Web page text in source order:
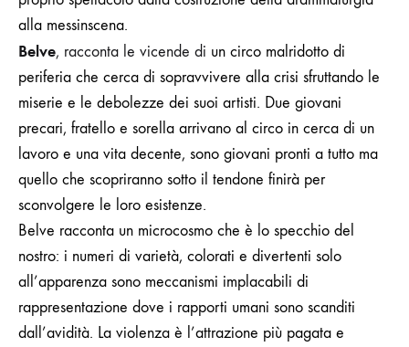
alla messinscena.
Belve, racconta le vicende di un circo malridotto di
periferia che cerca di sopravvivere alla crisi sfruttando le
miserie e le debolezze dei suoi artisti. Due giovani
precari, fratello e sorella arrivano al circo in cerca di un
lavoro e una vita decente, sono giovani pronti a tutto ma
quello che scopriranno sotto il tendone finirà per
sconvolgere le loro esistenze.
Belve racconta un microcosmo che è lo specchio del
nostro: i numeri di varietà, colorati e divertenti solo
all’apparenza sono meccanismi implacabili di
rappresentazione dove i rapporti umani sono scanditi
dall’avidità. La violenza è l’attrazione più pagata e